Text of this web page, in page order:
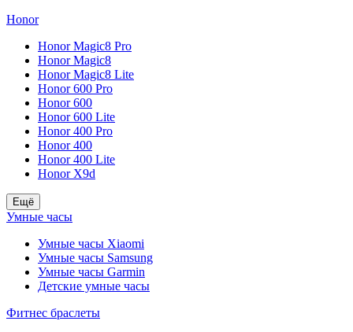
Honor
Honor Magic8 Pro
Honor Magic8
Honor Magic8 Lite
Honor 600 Pro
Honor 600
Honor 600 Lite
Honor 400 Pro
Honor 400
Honor 400 Lite
Honor X9d
Ещё
Умные часы
Умные часы Xiaomi
Умные часы Samsung
Умные часы Garmin
Детские умные часы
Фитнес браслеты